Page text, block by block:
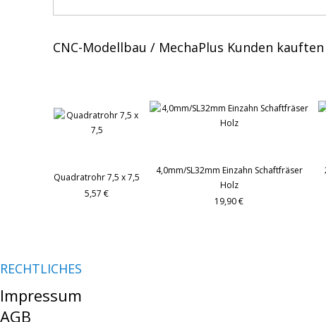
CNC-Modellbau / MechaPlus Kunden
Quadratrohr 7,5 x 7,5
5,57 €
4,0mm/SL32mm Einzahn Schaftfräser
Holz
19,90 €
RECHTLICHES
Impressum
AGB